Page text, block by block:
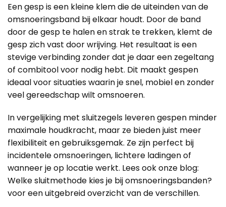
Een gesp is een kleine klem die de uiteinden van de
omsnoeringsband bij elkaar houdt. Door de band
door de gesp te halen en strak te trekken, klemt de
gesp zich vast door wrijving. Het resultaat is een
stevige verbinding zonder dat je daar een zegeltang
of combitool voor nodig hebt. Dit maakt gespen
ideaal voor situaties waarin je snel, mobiel en zonder
veel gereedschap wilt omsnoeren.
In vergelijking met sluitzegels leveren gespen minder
maximale houdkracht, maar ze bieden juist meer
flexibiliteit en gebruiksgemak. Ze zijn perfect bij
incidentele omsnoeringen, lichtere ladingen of
wanneer je op locatie werkt. Lees ook onze blog:
Welke sluitmethode kies je bij omsnoeringsbanden?
voor een uitgebreid overzicht van de verschillen.